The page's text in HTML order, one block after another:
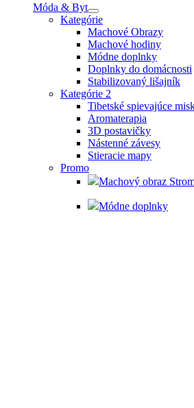
Móda & Byt
Kategórie
Machové Obrazy
Machové hodiny
Módne doplnky
Doplnky do domácnosti
Stabilizovaný lišajník
Kategórie 2
Tibetské spievajúce
Aromaterapia
3D postavičky
Nástenné závesy
Stieracie mapy
Promo
Machový obraz
Módne doplnky